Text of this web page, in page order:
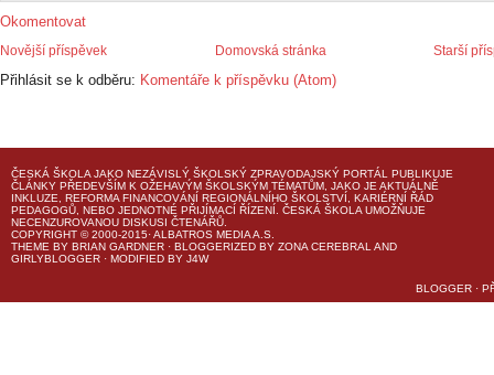
Okomentovat
Novější příspěvek Starší
Domovská stránka
Přihlásit se k odběru: Komentáře k příspěvku (Atom)
ČESKÁ ŠKOLA JAKO NEZÁVISLÝ ŠKOLSKÝ ZPRAVODAJSKÝ PORTÁL PUBLIKUJE
ČLÁNKY PŘEDEVŠÍM K OŽEHAVÝM ŠKOLSKÝM TÉMATŮM, JAKO JE AKTUÁLNĚ
INKLUZE, REFORMA FINANCOVÁNÍ REGIONÁLNÍHO ŠKOLSTVÍ, KARIÉRNÍ ŘÁD
PEDAGOGŮ, NEBO JEDNOTNÉ PŘIJÍMACÍ ŘÍZENÍ. ČESKÁ ŠKOLA UMOŽŇUJE
NECENZUROVANOU DISKUSI ČTENÁŘŮ.
COPYRIGHT © 2000-2015· ALBATROS MEDIA A.S.
THEME BY BRIAN GARDNER · BLOGGERIZED BY ZONA CEREBRAL AND
GIRLYBLOGGER · MODIFIED BY J4W
BLOGGER ·